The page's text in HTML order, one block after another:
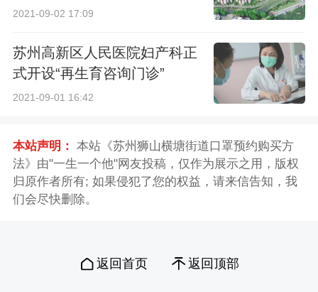
2021-09-02 17:09
苏州高新区人民医院妇产科正
式开设“再生育咨询门诊”
2021-09-01 16:42
本站声明： 本站《苏州狮山横塘街道口罩预约购买方
法》由"一生一个他"网友投稿，仅作为展示之用，版权
归原作者所有; 如果侵犯了您的权益，请来信告知，我
们会尽快删除。
返回首页 返回顶部